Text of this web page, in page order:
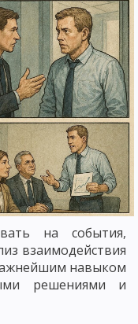
на события,
взаимодействия
навыком
решениями и